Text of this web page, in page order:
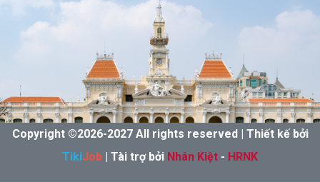
Copyright ©2026-2027 All rights reserved | Thiết kế bởi
TikiJob | Tài trợ bởi Nhân Kiệt - HRNK